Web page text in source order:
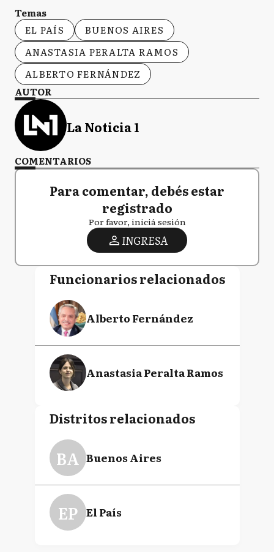
Temas
EL PAÍS
BUENOS AIRES
ANASTASIA PERALTA RAMOS
ALBERTO FERNÁNDEZ
AUTOR
La Noticia 1
COMENTARIOS
Para comentar, debés estar
registrado
Por favor, iniciá sesión
INGRESA
Funcionarios relacionados
Alberto Fernández
Anastasia Peralta Ramos
Distritos relacionados
BA Buenos Aires
EP El País